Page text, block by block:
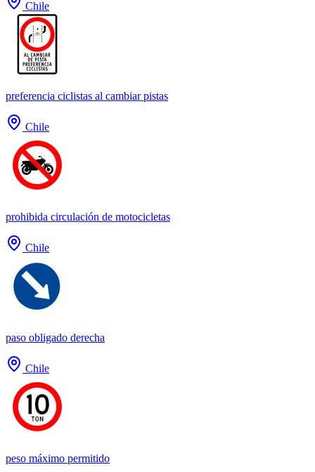
Chile
preferencia ciclistas al cambiar pistas
Chile
prohibida circulación de motocicletas
Chile
paso obligado derecha
Chile
peso máximo permitido